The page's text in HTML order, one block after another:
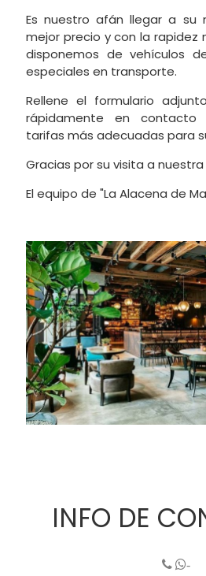
Es nuestro afán llegar a su
mejor precio y con la rapidez
disponemos de vehículos
especiales en transporte.
Rellene el formulario
rápidamente en contacto
tarifas más adecuadas para
Gracias por su visita a
El equipo de "La Alacena de
INFO DE
 -